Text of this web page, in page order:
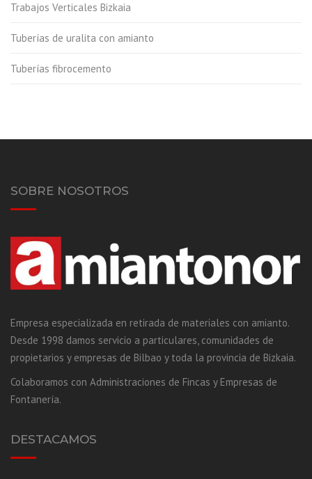
Trabajos Verticales Bizkaia
Tuberías de uralita con amianto
Tuberías fibrocemento
SOBRE NOSOTROS
Empresa especializada en retirada de materiales con amianto.
Desde 1998 damos servicio a particulares, comunidades de
propietarios y empresas de Bilbao y toda la provincia de Bizkaia.
Colaboramos con Administraciones de Fincas y Empresas de
Fontanería.
DESTACAMOS